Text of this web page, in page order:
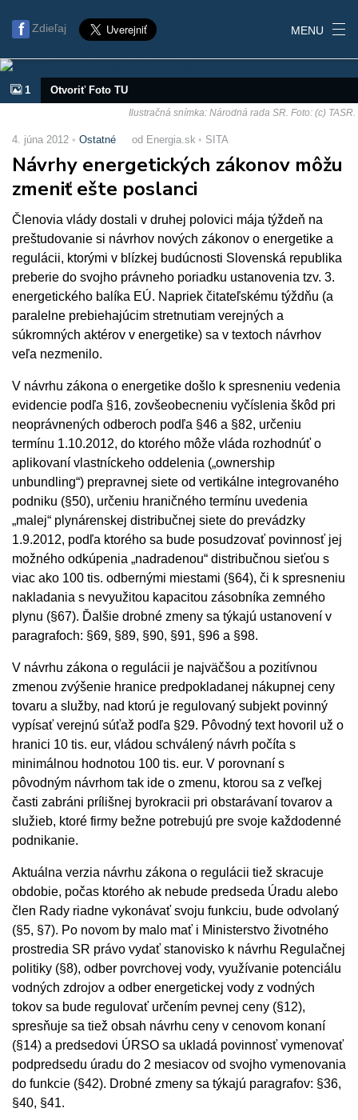
Zdieľaj MENU
1 Otvoriť Foto TU
Ilustračná snímka: Národná rada SR. Foto: (c) TASR.
4. júna 2012 Ostatné od Energia.sk SITA
Návrhy energetických zákonov môžu
zmeniť ešte poslanci
Členovia vlády dostali v druhej polovici mája týždeň na
preštudovanie si návrhov nových zákonov o energetike a
regulácii, ktorými v blízkej budúcnosti Slovenská republika
preberie do svojho právneho poriadku ustanovenia tzv. 3.
energetického balíka EÚ. Napriek čitateľskému týždňu (a
paralelne prebiehajúcim stretnutiam verejných a
súkromných aktérov v energetike) sa v textoch návrhov
veľa nezmenilo.
V návrhu zákona o energetike došlo k spresneniu vedenia
evidencie podľa §16, zovšeobecneniu vyčíslenia škôd pri
neoprávnených odberoch podľa §46 a §82, určeniu
termínu 1.10.2012, do ktorého môže vláda rozhodnúť o
aplikovaní vlastníckeho oddelenia („ownership
unbundling“) prepravnej siete od vertikálne integrovaného
podniku (§50), určeniu hraničného termínu uvedenia
„malej“ plynárenskej distribučnej siete do prevádzky
1.9.2012, podľa ktorého sa bude posudzovať povinnosť jej
možného odkúpenia „nadradenou“ distribučnou sieťou s
viac ako 100 tis. odbernými miestami (§64), či k spresneniu
nakladania s nevyužitou kapacitou zásobníka zemného
plynu (§67). Ďalšie drobné zmeny sa týkajú ustanovení v
paragrafoch: §69, §89, §90, §91, §96 a §98.
V návrhu zákona o regulácii je najväčšou a pozitívnou
zmenou zvýšenie hranice predpokladanej nákupnej ceny
tovaru a služby, nad ktorú je regulovaný subjekt povinný
vypísať verejnú súťaž podľa §29. Pôvodný text hovoril už o
hranici 10 tis. eur, vládou schválený návrh počíta s
minimálnou hodnotou 100 tis. eur. V porovnaní s
pôvodným návrhom tak ide o zmenu, ktorou sa z veľkej
časti zabráni prílišnej byrokracii pri obstarávaní tovarov a
služieb, ktoré firmy bežne potrebujú pre svoje každodenné
podnikanie.
Aktuálna verzia návrhu zákona o regulácii tiež skracuje
obdobie, počas ktorého ak nebude predseda Úradu alebo
člen Rady riadne vykonávať svoju funkciu, bude odvolaný
(§5, §7). Po novom by malo mať i Ministerstvo životného
prostredia SR právo vydať stanovisko k návrhu Regulačnej
politiky (§8), odber povrchovej vody, využívanie potenciálu
vodných zdrojov a odber energetickej vody z vodných
tokov sa bude regulovať určením pevnej ceny (§12),
spresňuje sa tiež obsah návrhu ceny v cenovom konaní
(§14) a predsedovi ÚRSO sa ukladá povinnosť vymenovať
podpredsedu úradu do 2 mesiacov od svojho vymenovania
do funkcie (§42). Drobné zmeny sa týkajú paragrafov: §36,
§40, §41.